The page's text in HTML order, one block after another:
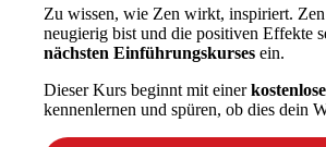
Zu wissen, wie Zen wirkt, inspiriert.
neugierig bist und die positiven Effekte
nächsten Einführungskurses ein.
Dieser Kurs beginnt mit einer
kennenlernen und spüren, ob dies dein